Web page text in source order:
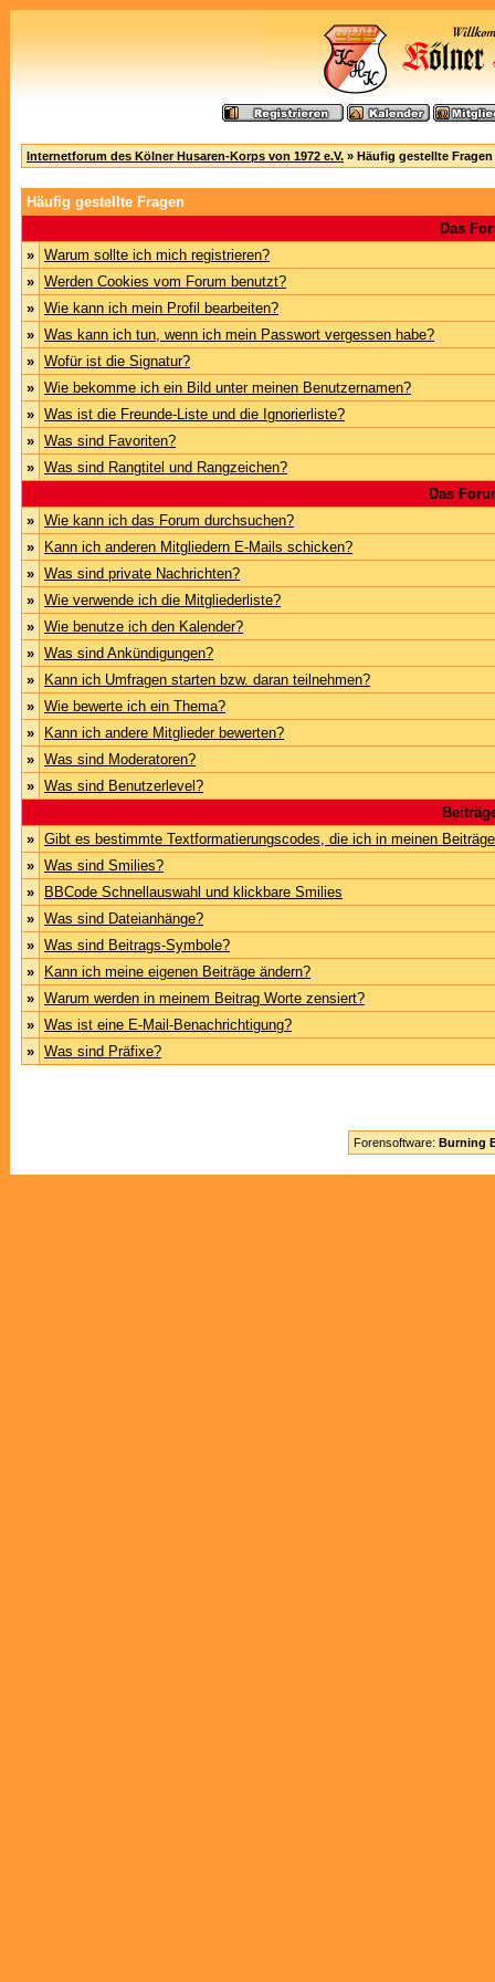
Internetforum des Kölner Husaren-Korps von 1972 e.V. » Häufig gestellte Fragen
Häufig gestellte Fragen
Das
» Warum sollte ich mich registrieren?
» Werden Cookies vom Forum benutzt?
» Wie kann ich mein Profil bearbeiten?
» Was kann ich tun, wenn ich mein Passwort vergessen habe?
» Wofür ist die Signatur?
» Wie bekomme ich ein Bild unter meinen Benutzernamen?
» Was ist die Freunde-Liste und die Ignorierliste?
» Was sind Favoriten?
» Was sind Rangtitel und Rangzeichen?
Das
» Wie kann ich das Forum durchsuchen?
»
Kann ich anderen Mitgliedern E-Mails schicken?
» Was sind private Nachrichten?
» Wie verwende ich die Mitgliederliste?
» Wie benutze ich den Kalender?
» Was sind Ankündigungen?
»
Kann ich Umfragen starten bzw. daran teilnehmen?
» Wie bewerte ich ein Thema?
»
Kann ich andere Mitglieder bewerten?
» Was sind Moderatoren?
» Was sind Benutzerlevel?
» Gibt es bestimmte Textformatierungscodes, die ich in meinen
» Was sind Smilies?
»
BBCode Schnellauswahl und klickbare Smilies
» Was sind Dateianhänge?
» Was sind Beitrags-Symbole?
»
Kann ich meine eigenen Beiträge ändern?
» Warum werden in meinem Beitrag Worte zensiert?
» Was ist eine E-Mail-Benachrichtigung?
» Was sind Präfixe?
Forensoftware: Burning